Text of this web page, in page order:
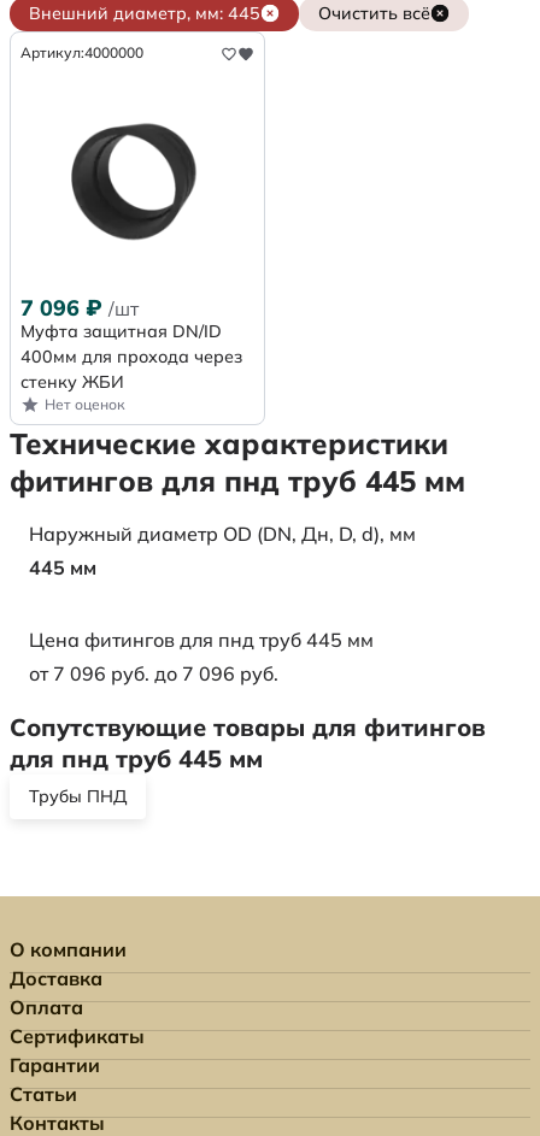
Внешний диаметр, мм: 445
Очистить всё
Артикул:4000000
7 096 ₽ /шт
Муфта защитная DN/ID
400мм для прохода через
стенку ЖБИ
Нет оценок
Технические характеристики
фитингов для пнд труб 445 мм
Наружный диаметр OD (DN, Дн, D, d), мм
445 мм
Цена фитингов для пнд труб 445 мм
от 7 096 руб. до 7 096 руб.
Сопутствующие товары для фитингов
для пнд труб 445 мм
Трубы ПНД
О компании
Доставка
Оплата
Сертификаты
Гарантии
Статьи
Контакты